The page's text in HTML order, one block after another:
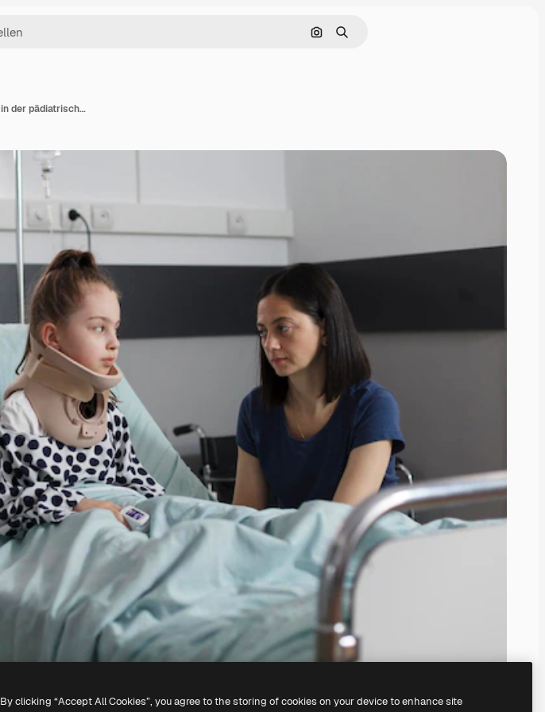
Nach Bild suchen
Suchen
Genesung des kleinen Mädchens im Krankenhaus, das sich in der pädiatrischen Krankenstation der Genesung ausruht, während die Mutter sie tröstet. Verletzte Tochter leidet unter Nackenschmerzen wegen Autounfall mit Halskrause.
By clicking “Accept All Cookies”, you agree to the storing of cookies on your device to enhance site